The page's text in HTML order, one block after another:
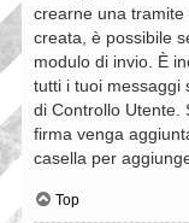
crearne una tramite
creata, è possibile
modulo di invio. È
tutti i tuoi messaggi
di Controllo Utente.
firma venga
casella per
Top